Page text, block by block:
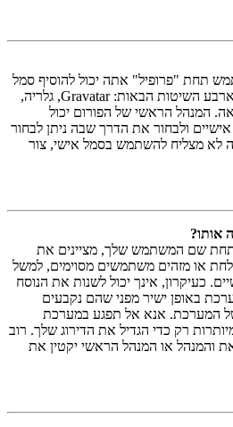
תחת "פרופיל" אתה יכול להוסיף סמל
אישי באמצעות אחת מארבע השיטות הבאות: Gravatar, גלריה,
המנהל הראשי של הפורום יכול
ולבחור את הדרך שבה ניתן לבחור
לא מצליח להשתמש בסמל אישי, צור
אותו?
תחת שם המשתמש שלך, מציינים את
או מזהים משתמשים מסוימים, למשל
כעיקרון, אינך יכול לשנות את הנוסח
באופן ישיר מפני שהם נקבעים
המערכת. אנא אל תפגע במערכת
רק כדי הגדיל את הדירוג שלך. רוב
והמנהל או המנהל הראשי יקטין את